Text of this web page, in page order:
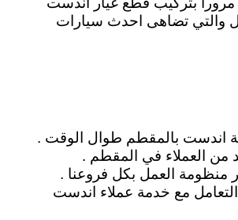
والتي تضاهى احدث سيارات
اندست بالمقطم طوال الوقت .
من العملاء في المقطم .
منظومة العمل بكل فروعنا .
مع خدمة عملاء اندست